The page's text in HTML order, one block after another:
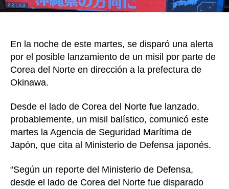
En la noche de este martes, se disparó una alerta
por el posible lanzamiento de un misil por parte de
Corea del Norte en dirección a la prefectura de
Okinawa.
Desde el lado de Corea del Norte fue lanzado,
probablemente, un misil balístico, comunicó este
martes la Agencia de Seguridad Marítima de
Japón, que cita al Ministerio de Defensa japonés.
“Según un reporte del Ministerio de Defensa,
desde el lado de Corea del Norte fue disparado